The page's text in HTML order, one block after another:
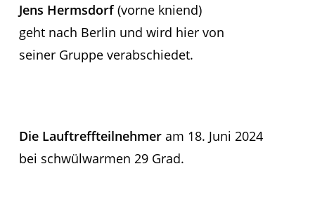
Jens Hermsdorf(vorne kniend)
geht nach Berlin und wird hier von
seiner Gruppe verabschiedet.
Die Lauftreffteilnehmer am 18. Juni 2024
bei schwülwarmen 29 Grad.